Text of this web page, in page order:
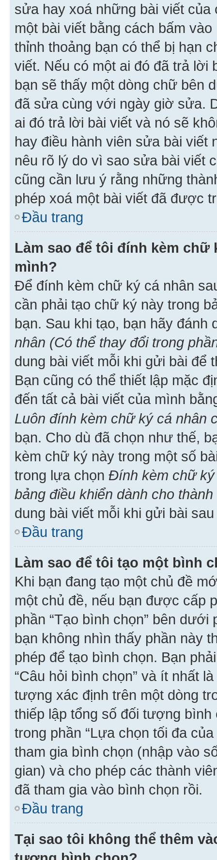
sửa hay xoá những bài viết
một bài viết bằng cách bấm
thỉnh thoảng bạn có thể bị hạn
viết. Nếu có một ai đó đã trả lời
bạn sẽ thấy một dòng chữ bên
đã sửa cùng với ngày giờ sửa.
ai đó trả lời bài viết và nó sẽ
hay điều hành viên sửa bài viết
nêu rõ lý do vì sao sửa bài viết
cũng cần lưu ý rằng những
phép xoá một bài viết đã được
Đầu trang
Làm sao để tôi đính kèm chữ
mình?
Để đính kèm chữ ký cá nhân
cần phải tạo chữ ký này trong
bạn. Sau khi tạo, bạn hãy
nhân (Có thể thay đổi trong
dung bài viết mỗi khi gửi bài để
Bạn cũng có thể thiết lập mặc
đến tất cả bài viết của mình
Luôn đính kèm chữ ký cá nhân
bạn. Cho dù đã chọn như thế,
kèm chữ ký này trong một số
trong lựa chọn Đính kèm chữ
bảng điều khiển dành cho
dung bài viết mỗi khi gửi bài sau
Đầu trang
Làm sao để tôi tạo một bình
Khi bạn đang tạo một chủ đề
một chủ đề, nếu bạn được cấp
phần “Tạo bình chọn” bên
bạn không nhìn thấy phần này
phép để tạo bình chọn. Bạn
“Câu hỏi bình chọn” và ít nhất
tượng xác định trên một dòng
thiếp lập tổng số đối tượng
trong phần “Lựa chọn tối đa
tham gia bình chọn (nhập vào
gian) và cho phép các thành
đã tham gia vào bình chọn rồi.
Đầu trang
Tại sao tôi không thể thêm